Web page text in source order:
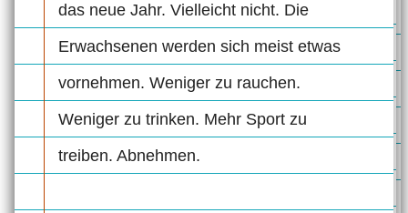
das neue Jahr. Vielleicht nicht. Die
Erwachsenen werden sich meist etwas
vornehmen. Weniger zu rauchen.
Weniger zu trinken. Mehr Sport zu
treiben. Abnehmen.